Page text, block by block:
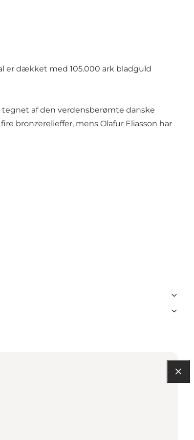
er dækket med 105.000 ark bladguld
tegnet af den verdensberømte danske
bronzerelieffer, mens Olafur Eliasson har